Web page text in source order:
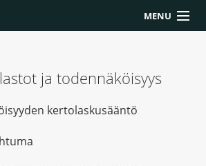
MENU
ja todennäköisyys
kertolaskusääntö